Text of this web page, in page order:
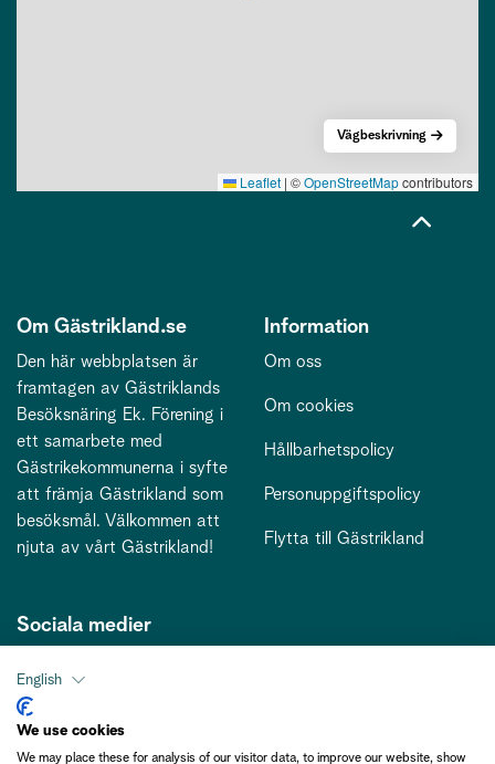
Leaflet | ©OpenStreetMapcontributors
Vägbeskrivning
Om Gästrikland.se
Den här webbplatsen är
framtagen av Gästriklands
Besöksnäring Ek. Förening i
ett samarbete med
Gästrikekommunerna i syfte
att främja Gästrikland som
besöksmål. Välkommen att
njuta av vårt Gästrikland!
Information
Om oss
Om cookies
Hållbarhetspolicy
Personuppgiftspolicy
Flytta till Gästrikland
Sociala medier
Kontakt
English
We use cookies
We may place these for analysis of our visitor data, to improve our website, show